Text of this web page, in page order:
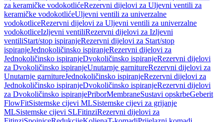
za keramičke vodokotlićeRezervni dijelovi za Uljevni ventili za
keramičke vodokotlićeUljevni ventili za univerzalne
vodokotliceRezervni dijelovi za Uljevni ventili za univerzalne
vodokotliceIzljevni ventiliRezervni dijelovi za Izljevni
ventiliStart/stop ispiranjeRezervni dijelovi za Start/stop
ispiranjeJednokoličinsko ispiranjeRezervni dijelovi za
Jednokoličinsko ispiranjeDvokoličinsko ispiranjeRezervni dijelovi
za Dvokoličinsko ispiranjeUnutarnje garnitureRezervni dijelovi za
Unutarnje garnitureJednokoličinsko ispiranjeRezervni dijelovi za
Jednokoličinsko ispiranjeDvokoličinsko ispiranjeRezervni dijelovi
za Dvokoličinsko ispiranjePriborMembraneSustavi opskrbeGeberit
FlowFitSistemske cijevi MLSistemske cijevi za grijanje
MLSistemske cijevi SLFitinziRezervni dijelovi za